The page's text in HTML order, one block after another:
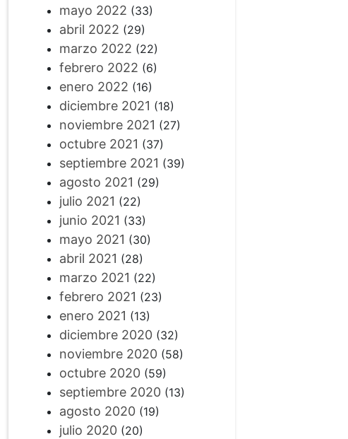
mayo 2022 (33)
abril 2022 (29)
marzo 2022 (22)
febrero 2022 (6)
enero 2022 (16)
diciembre 2021 (18)
noviembre 2021 (27)
octubre 2021 (37)
septiembre 2021 (39)
agosto 2021 (29)
julio 2021 (22)
junio 2021 (33)
mayo 2021 (30)
abril 2021 (28)
marzo 2021 (22)
febrero 2021 (23)
enero 2021 (13)
diciembre 2020(32)
noviembre 2020(58)
octubre 2020(59)
septiembre 2020(13)
agosto 2020(19)
julio 2020(20)